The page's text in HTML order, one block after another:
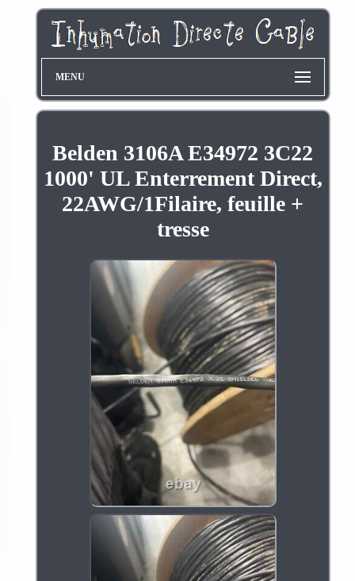
MENU
Belden 3106A E34972 3C22
1000' UL Enterrement Direct,
22AWG/1Filaire, feuille +
tresse